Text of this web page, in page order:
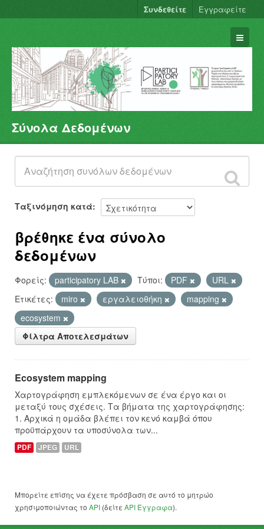
Συνδεθείτε Εγγραφείτε
Σύνολα Δεδομένων
Φορείς
Ομάδες
Σχετικά
Σύνολα Δεδομένων
Ταξινόμηση κατά
βρέθηκε ένα σύνολο
δεδομένων
Φορείς: participatory LAB Τύποι: PDF
URL
Ετικέτες:
miro εργαλειοθήκη
mapping
ecosystem
Φίλτρα Αποτελεσμάτων
Ecosystem mapping
Χαρτογράφηση εμπλεκόμενων σε ένα έργο και οι
μεταξύ τους σχέσεις. Τα βήματα της χαρτογράφησης:
1. Αρχικά η ομάδα βλέπει τον κενό καμβά όπου
προϋπάρχουν τα υποσύνολα των...
PDF JPEG URL
Μπορείτε επίσης να έχετε πρόσβαση σε αυτό το μητρώο
χρησιμοποιώντας το API (δείτε API Έγγραφα).